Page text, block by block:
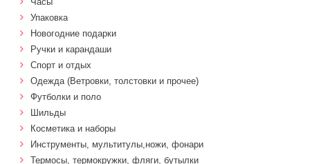
Упаковка
Новогодние подарки
Ручки и карандаши
Спорт и отдых
Одежда (Ветровки, толстовки и прочее)
Футболки и поло
Шильды
Косметика и наборы
Инструменты, мультитулы,ножи, фонари
Термосы, термокружки, фляги, бутылки